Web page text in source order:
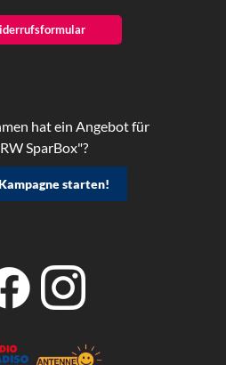
hat ein Angebot für
SparBox"?
starten!